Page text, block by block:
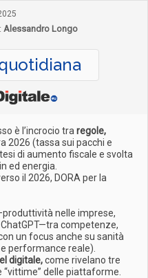
Alessandro Longo
è l’incrocio tra regole,
2026 (tassa sui pacchi e
di aumento fiscale e svolta
ed energia.
il 2026, DORA per la
nelle imprese,
competenze,
un focus anche su sanità
performance reale).
digitale,come rivelano tre
delle piattaforme.